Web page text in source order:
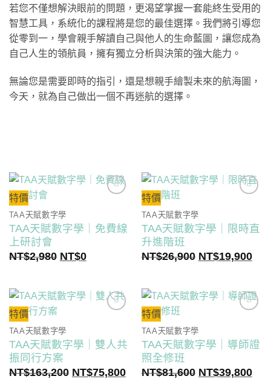
若您不僅想解決眼前的問題，更渴望掌握一套能終生受用的
智慧工具，系統化的課程將是您的最佳選擇。我們將引導您
從零到一，學會親手解讀自己與他人的生命藍圖，讓您成為
自己人生的領航員，擁有獨立分析與決策的強大能力。
無論您是需要即時的指引，還是想親手繪製未來的航海圖，
今天，就為自己做出一個不再迷航的選擇。
特價
TAA天賦數字學
TAA天賦數字學｜免費線
上研討會
NT$2,980 原
NT$2,980。
NT$0目
NT$0。
特價
TAA天賦數字學
TAA天賦數字學｜限時直
升進階班
NT$26,900 原
NT$26,900。
NT$19,900目
特價
TAA天賦數字學
TAA天賦數字學｜雙人共
振同行方案
NT$163,200 原
NT$75,800目
特價
TAA天賦數字學
TAA天賦數字學｜導師證
照全修班
NT$81,600 原
NT$39,800目